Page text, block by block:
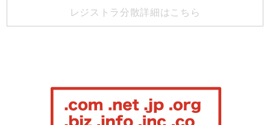
レジストラ分散詳細はこちら